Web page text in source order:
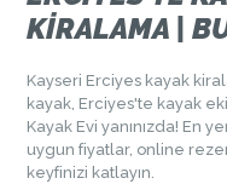
KIRALAMA |
Kayseri Erciyes kayak
kayak, Erciyes'te kayak
Kayak Evi yanınızda! En
uygun fiyatlar, online
keyfinizi katlayın.